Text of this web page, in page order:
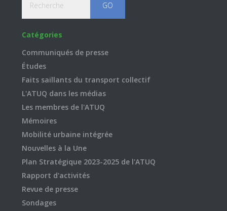
Catégories
Communiqués de presse
Études
Faits saillants du transport collectif
L'ATUQ dans les médias
Les membres de l'ATUQ
Mémoires
Mobilité urbaine intégrée
Nouvelles à la Une
Plan Stratégique 2023-2025 de l'ATUQ
Rapport d'activités
Revue de presse
Sondages